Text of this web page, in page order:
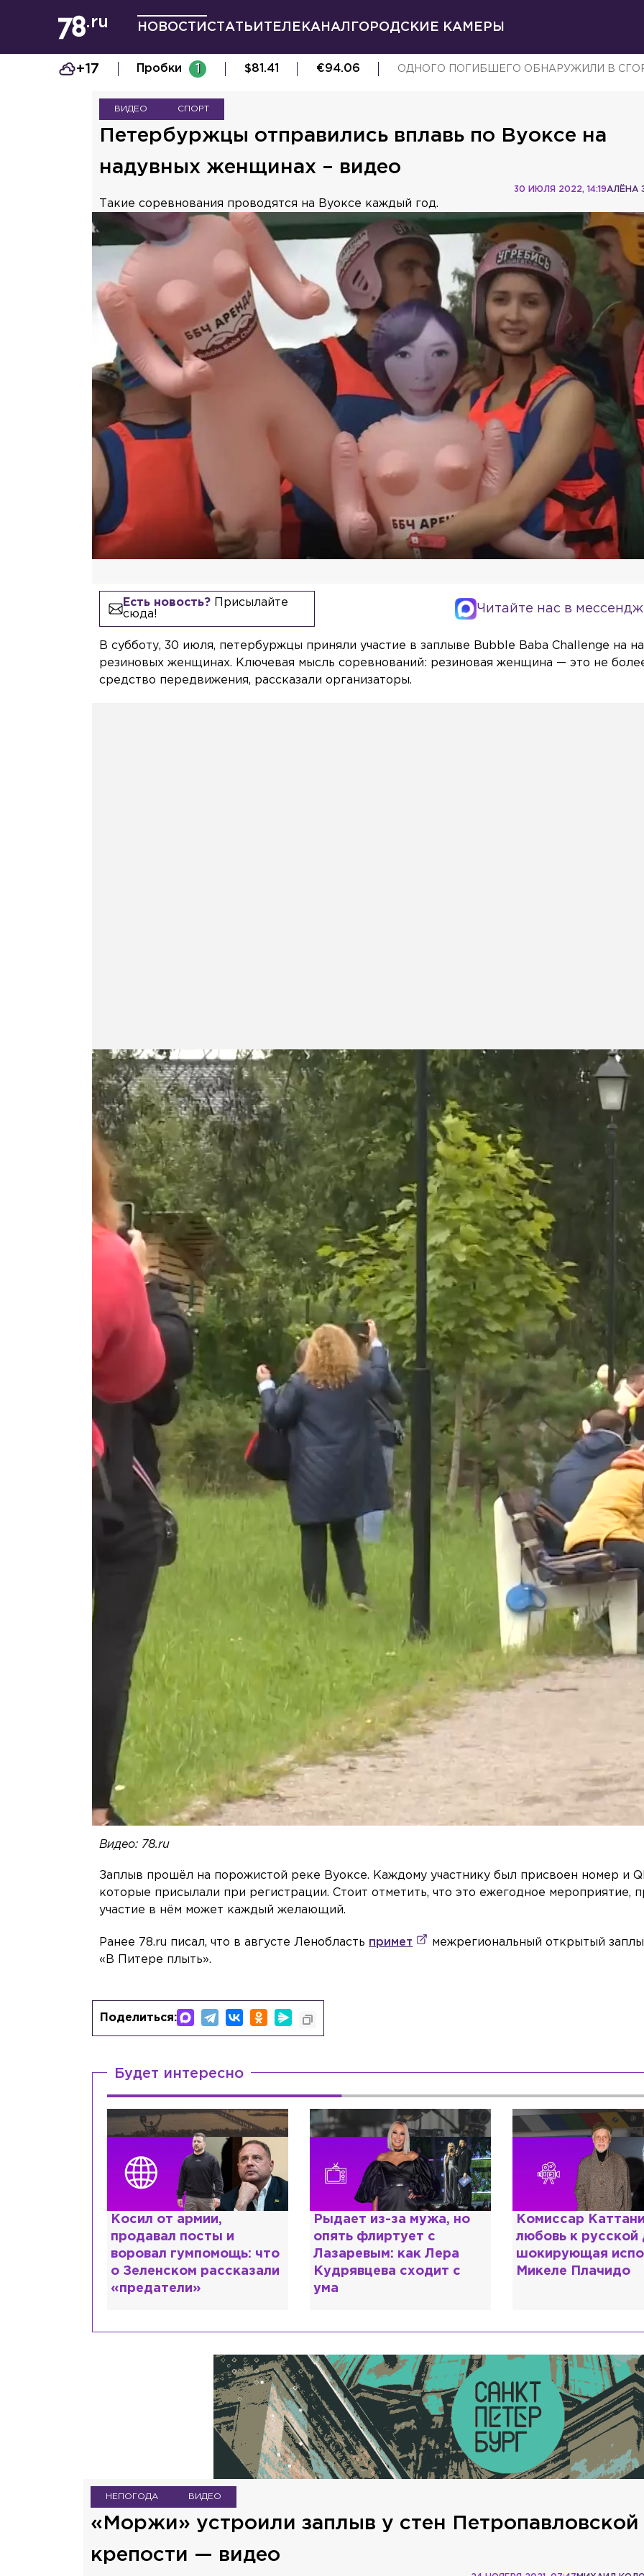
НОВОСТИ СТАТЬИ ТЕЛЕКАНАЛ ГОРОДСКИЕ КАМЕРЫ
+17 Пробки 1 $81.41 €94.06 ОДНОГО ПОГИБШЕГО ОБНАРУЖИЛИ В
ВИДЕО СПОРТ
Петербуржцы отправились вплавь по Вуоксе на
надувных женщинах – видео
АЛЁНА
30 ИЮЛЯ 2022, 14:19
Такие соревнования проводятся на Вуоксе каждый год.
Есть новость?Присылайте
сюда!
Читайте нас в
В субботу, 30 июля, петербуржцы приняли участие в заплыве Bubble Baba Challenge на
резиновых женщинах. Ключевая мысль соревнований: резиновая женщина — это не
средство передвижения, рассказали организаторы.
Видео: 78.ru
Заплыв прошёл на порожистой реке Вуоксе. Каждому участнику был присвоен номер и
которые присылали при регистрации. Стоит отметить, что это ежегодное мероприятие,
участие в нём может каждый желающий.
Ранее 78.ru писал, что в августе Ленобласть примет
межрегиональный открытый
«В Питере плыть».
Поделиться:
Будет интересно
Косил от армии,
продавал посты и
воровал гумпомощь: что
о Зеленском рассказали
«предатели»
Рыдает из-за мужа, но
опять флиртует с
Лазаревым: как Лера
Кудрявцева сходит с
ума
Комиссар
любовь к русской
шокирующая
Микеле Плачидо
НЕПОГОДА ВИДЕО
«Моржи» устроили заплыв у стен Петропавловской
крепости — видео